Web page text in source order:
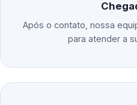
Após o contato, nossa
para atender a